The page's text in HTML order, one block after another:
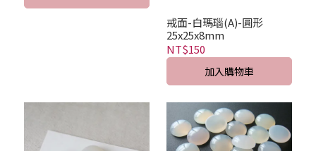
戒面-白瑪瑙(A)-圓形
25x25x8mm
NT$150
加入購物車